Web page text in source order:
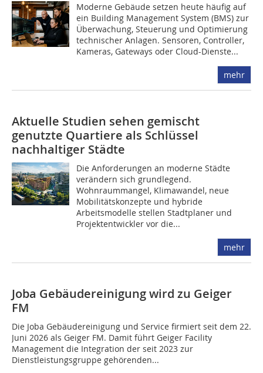
Moderne Gebäude setzen heute häufig auf
ein Building Management System (BMS) zur
Überwachung, Steuerung und Optimierung
technischer Anlagen. Sensoren, Controller,
Kameras, Gateways oder Cloud-Dienste...
mehr
Aktuelle Studien sehen gemischt
genutzte Quartiere als Schlüssel
nachhaltiger Städte
Die Anforderungen an moderne Städte
verändern sich grundlegend.
Wohnraummangel, Klimawandel, neue
Mobilitätskonzepte und hybride
Arbeitsmodelle stellen Stadtplaner und
Projektentwickler vor die...
mehr
Joba Gebäudereinigung wird zu Geiger
FM
Die Joba Gebäudereinigung und Service firmiert seit dem 22.
Juni 2026 als Geiger FM. Damit führt Geiger Facility
Management die Integration der seit 2023 zur
Dienstleistungsgruppe gehörenden...